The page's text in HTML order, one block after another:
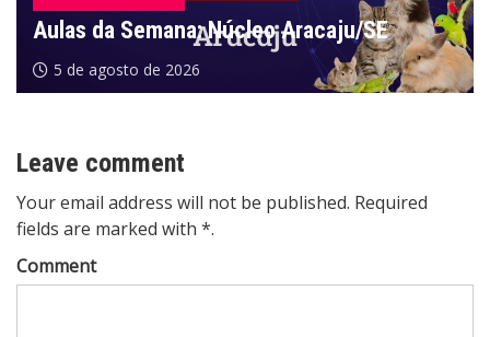
Aulas da Semana: Núcleo Aracaju/SE
5 de agosto de 2026
Leave comment
Your email address will not be published. Required
fields are marked with *.
Comment